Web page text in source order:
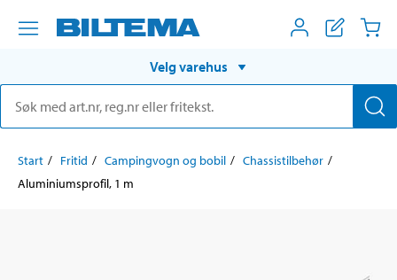
Velg varehus
Start Fritid Campingvogn og bobil
Chassistilbehør
Aluminiumsprofil, 1 m